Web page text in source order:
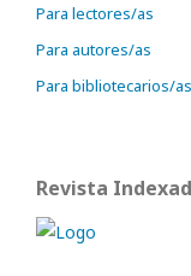
Para lectores/as
Para autores/as
Para bibliotecarios/as
Revista